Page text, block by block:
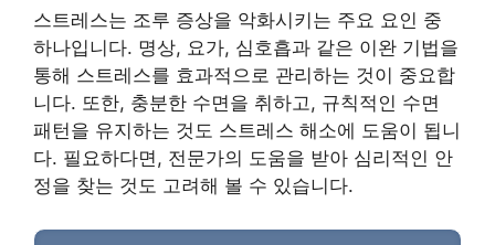
스트레스는 조루 증상을 악화시키는 주요 요인 중
하나입니다. 명상, 요가, 심호흡과 같은 이완 기법을
통해 스트레스를 효과적으로 관리하는 것이 중요합
니다. 또한, 충분한 수면을 취하고, 규칙적인 수면
패턴을 유지하는 것도 스트레스 해소에 도움이 됩니
다. 필요하다면, 전문가의 도움을 받아 심리적인 안
정을 찾는 것도 고려해 볼 수 있습니다.